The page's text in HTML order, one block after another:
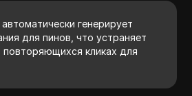
генерирует
для пинов, что устраняет
кликах для